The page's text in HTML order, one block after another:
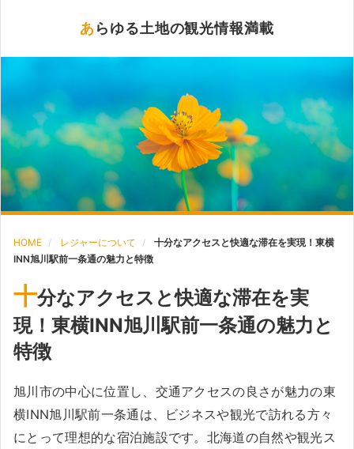
あらゆる土地の観光情報満載
HOME レジャーについて
十分なアクセスと快適な滞在を実現！東横
INN旭川駅前一条通の魅力と特徴
十分なアクセスと快適な滞在を実
現！東横INN旭川駅前一条通の魅力と
特徴
旭川市の中心に位置し、交通アクセスの良さが魅力の東
横INN旭川駅前一条通は、ビジネスや観光で訪れる方々
にとって理想的な宿泊施設です。北海道の自然や観光ス